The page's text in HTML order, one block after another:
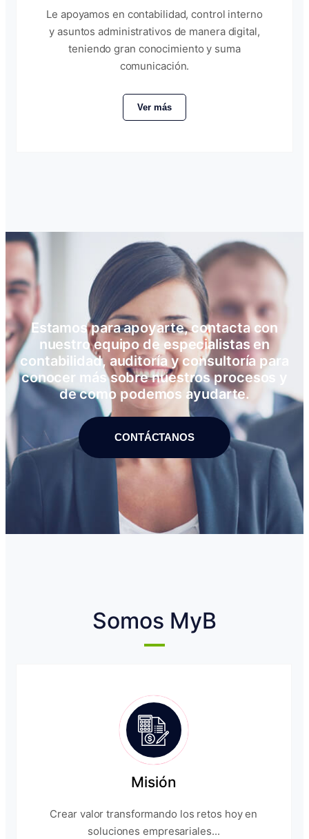
Le apoyamos en contabilidad, control interno
y asuntos administrativos de manera digital,
teniendo gran conocimiento y suma
comunicación.
Ver más
Estamos para apoyarte, contacta con
nuestro equipo de especialistas en
contabilidad, auditoría y consultoría para
conocer más sobre nuestros procesos y
de como podemos ayudarte.
CONTÁCTANOS
Somos MyB
Misión
Crear valor transformando los retos hoy en
soluciones empresariales...